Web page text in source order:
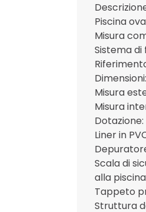
Piscina
Misura
Sistema
Dimensioni:
Misura
Misura
Dotazione:
Liner in
Scala di
alla
Tappeto
Struttura